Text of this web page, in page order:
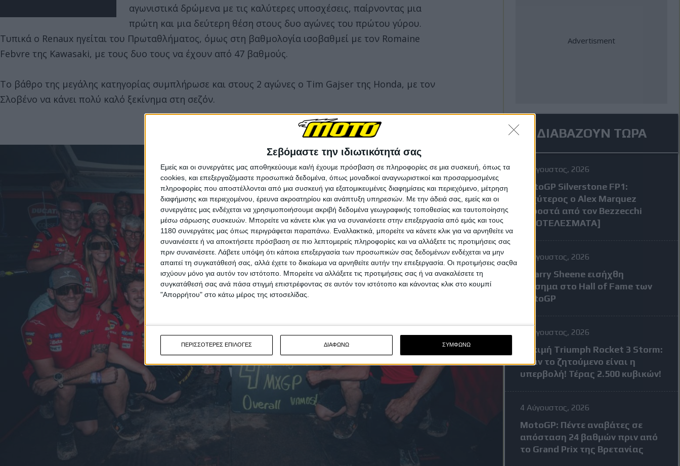
Σεβόμαστε την ιδιωτικότητά σας
Εμείς και οι συνεργάτες μας αποθηκεύουμε και/ή έχουμε πρόσβαση σε πληροφορίες σε μια συσκευή, όπως τα
cookies, και επεξεργαζόμαστε προσωπικά δεδομένα, όπως μοναδικοί αναγνωριστικοί και προσαρμοσμένες
πληροφορίες που αποστέλλονται από μια συσκευή για εξατομικευμένες διαφημίσεις και περιεχόμενο, μέτρηση
διαφήμισης και περιεχομένου, έρευνα ακροατηρίου και ανάπτυξη υπηρεσιών. Με την άδειά σας, εμείς και οι
συνεργάτες μας ενδέχεται να χρησιμοποιήσουμε ακριβή δεδομένα γεωγραφικής τοποθεσίας και ταυτοποίησης
μέσω σάρωσης συσκευών. Μπορείτε να κάνετε κλικ για να συναινέσετε στην επεξεργασία από εμάς και τους
1180 συνεργάτες μας όπως περιγράφεται παραπάνω. Εναλλακτικά, μπορείτε να κάνετε κλικ για να αρνηθείτε να
συναινέσετε ή να αποκτήσετε πρόσβαση σε πιο λεπτομερείς πληροφορίες και να αλλάξετε τις προτιμήσεις σας
πριν συναινέσετε. Λάβετε υπόψη ότι κάποια επεξεργασία των προσωπικών σας δεδομένων ενδέχεται να μην
απαιτεί τη συγκατάθεσή σας, αλλά έχετε το δικαίωμα να αρνηθείτε αυτήν την επεξεργασία. Οι προτιμήσεις σαςθα
ισχύουν μόνο για αυτόν τον ιστότοπο. Μπορείτε να αλλάξετε τις προτιμήσεις σας ή να ανακαλέσετε τη
συγκατάθεσή σας ανά πάσα στιγμή επιστρέφοντας σε αυτόν τον ιστότοπο και κάνοντας κλικ στο κουμπί
"Απορρήτου" στο κάτω μέρος της ιστοσελίδας.
ΠΕΡΙΣΣΟΤΕΡΕΣ ΕΠΙΛΟΓΕΣ ΔΙΑΦΩΝΩ ΣΥΜΦΩΝΩ
αγωνιστικά δρώμενα με τις καλύτερες υποσχέσεις, παίρνοντας μια
πρώτη και μια δεύτερη θέση στους δυο αγώνες του πρώτου γύρου.
Τυπικά ο Renaux ηγείται του Πρωταθλήματος, όμως στη βαθμολογία ισοβαθμεί με τον Romaine
Febvre της Kawasaki, με τους δυο τους να έχουν από 47 βαθμούς.
Το βάθρο της μεγάλης κατηγορίας συμπλήρωσε και στους 2 αγώνες ο Tim Gajser της Honda, με τον
Σλοβένο να κάνει πολύ καλό ξεκίνημα στη σεζόν.
ΔΙΑΒΑΖΟΥΝ ΤΩΡΑ
7 Αύγουστος, 2026
MotoGP Silverstone FP1:
Ταχύτερος ο Alex Marquez
μπροστά από τον Bezzecchi
[ΑΠΟΤΕΛΕΣΜΑΤΑ]
7 Αύγουστος, 2026
Ο Barry Sheene εισήχθη
επίσημα στο Hall of Fame των
MotoGP
4 Αύγουστος, 2026
Δοκιμή Triumph Rocket 3 Storm:
Όταν το ζητούμενο είναι η
υπερβολή! Τέρας 2.500 κυβικών!
4 Αύγουστος, 2026
MotoGP: Πέντε αναβάτες σε
απόσταση 24 βαθμών πριν από
το Grand Prix της Βρετανίας